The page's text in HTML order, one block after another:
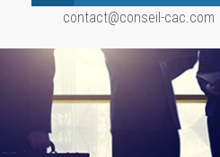
contact@conseil-cac.com